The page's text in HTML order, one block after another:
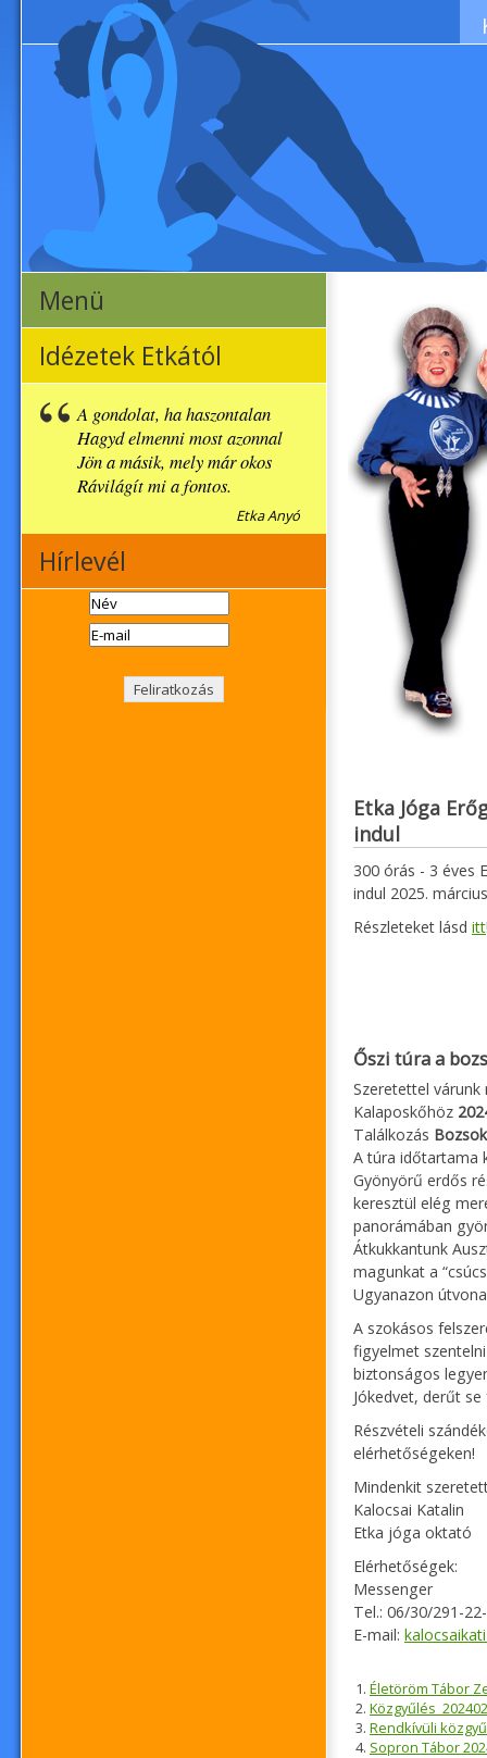
Menü
Idézetek Etkától
A gondolat, ha haszontalan
Hagyd elmenni most azonnal
Jön a másik, mely már okos
Rávilágít mi a fontos.
Etka Anyó
Hírlevél
Etka Jóga
indul
300 órás - 3 éves
indul 2025.
Részleteket lásd itt
Őszi túra a
Szeretettel
Kalaposkőhöz
Találkozás
A túra időtartama
Gyönyörű erdős
keresztül elég
panorámában
Átkukkantunk
magunkat a
Ugyanazon
A szokásos
figyelmet
biztonságos
Jókedvet, derűt
Részvételi
elérhetőségeken!
Mindenkit
Kalocsai Katalin
Etka jóga oktató
Elérhetőségek:
Messenger
Tel.: 06/30/291-
E-mail:
Életöröm Tábor
Rendkívüli
Sopron Tábor